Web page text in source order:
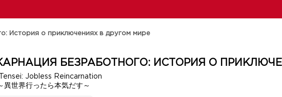
История о приключениях в другом мире
БЕЗРАБОТНОГО: ИСТОРИЯ О
Jobless Reincarnation
異世界行ったら本気だす～